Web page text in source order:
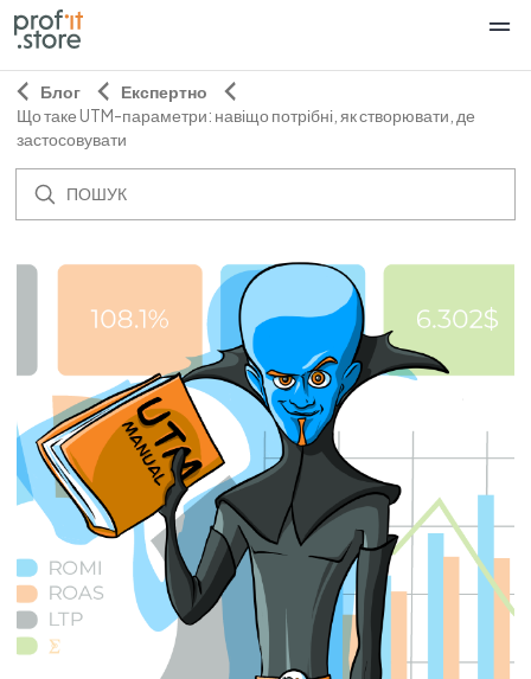
Блог
Експертно
Що таке UTM-параметри: навіщо потрібні, як створювати, де
застосовувати